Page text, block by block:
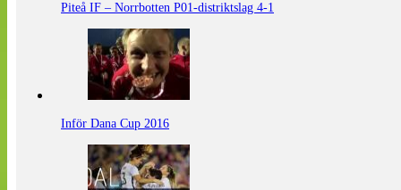
Piteå IF – Norrbotten P01-distriktslag 4-1
Inför Dana Cup 2016